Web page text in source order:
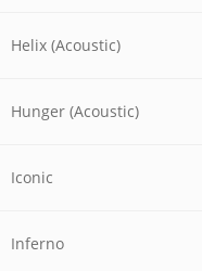
Helix (Acoustic)
Hunger (Acoustic)
Iconic
Inferno